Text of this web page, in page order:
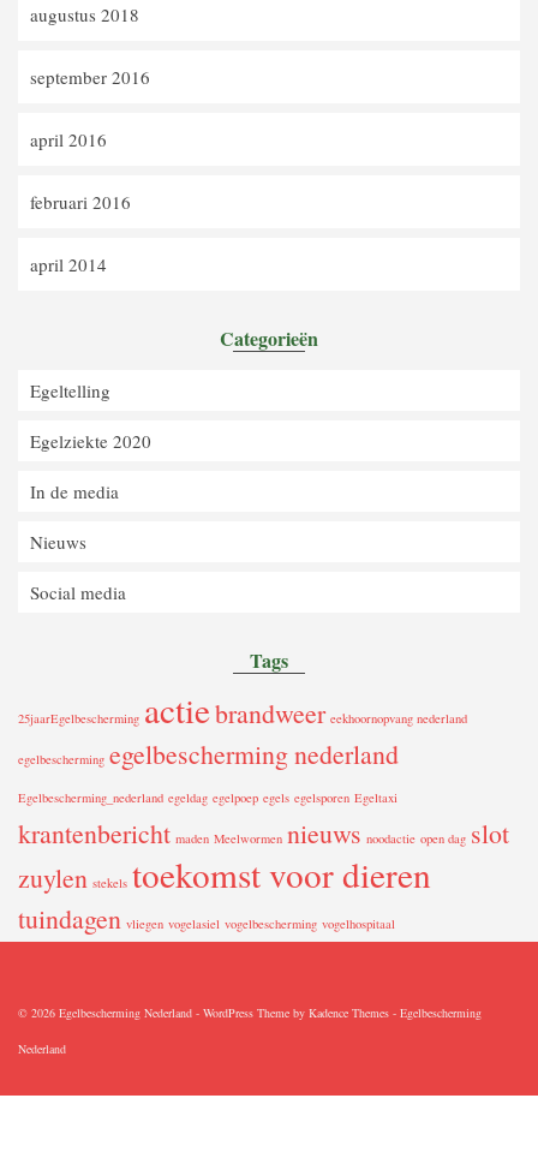
augustus 2018
september 2016
april 2016
februari 2016
april 2014
Categorieën
Egeltelling
Egelziekte 2020
In de media
Nieuws
Social media
Tags
25jaarEgelbescherming actiebrandweer eekhoornopvang nederland
egelbescherming egelbescherming nederland
Egelbescherming_nederland egeldag egelpoep egels egelsporen Egeltaxi
krantenbericht maden Meelwormen nieuws noodactie open dag slot
zuylen stekels toekomst voor dieren
tuindagen vliegen vogelasiel vogelbescherming vogelhospitaal
© 2026 Egelbescherming Nederland - WordPress Theme by Kadence Themes - Egelbescherming
Nederland